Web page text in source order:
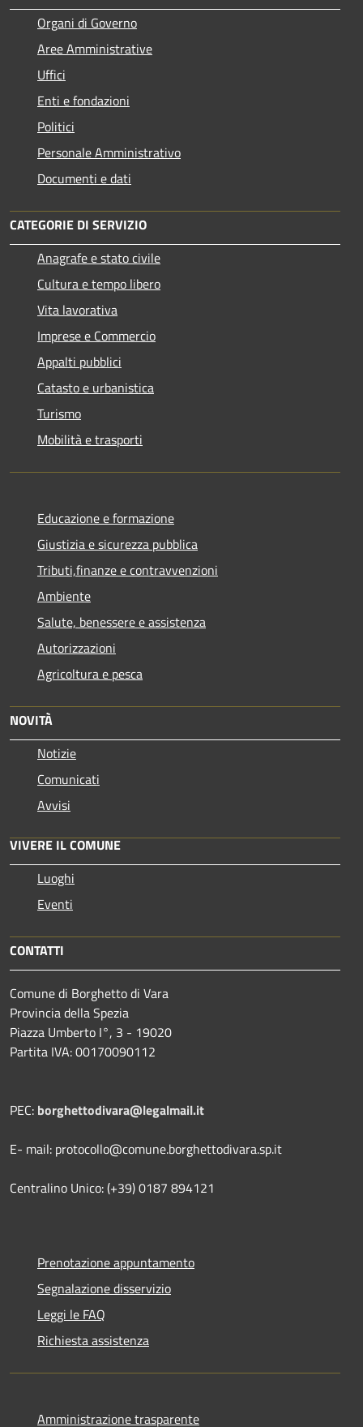
Organi di Governo
Aree Amministrative
Uffici
Enti e fondazioni
Politici
Personale Amministrativo
Documenti e dati
CATEGORIE DI SERVIZIO
Anagrafe e stato civile
Cultura e tempo libero
Vita lavorativa
Imprese e Commercio
Appalti pubblici
Catasto e urbanistica
Turismo
Mobilità e trasporti
Educazione e formazione
Giustizia e sicurezza pubblica
Tributi,finanze e contravvenzioni
Ambiente
Salute, benessere e assistenza
Autorizzazioni
Agricoltura e pesca
NOVITÀ
Notizie
Comunicati
Avvisi
VIVERE IL COMUNE
Luoghi
Eventi
CONTATTI
Comune di Borghetto di Vara
Provincia della Spezia
Piazza Umberto I°, 3 - 19020
Partita IVA: 00170090112
PEC: borghettodivara@legalmail.it
E- mail: protocollo@comune.borghettodivara.sp.it
Centralino Unico: (+39) 0187 894121
Prenotazione appuntamento
Segnalazione disservizio
Leggi le FAQ
Richiesta assistenza
Amministrazione trasparente